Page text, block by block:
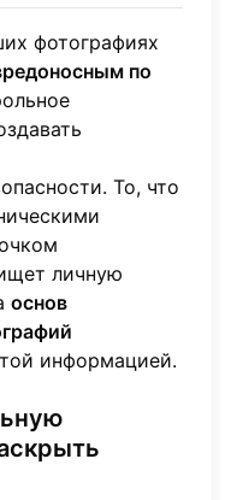
фотографиях
по
То, что
личную
основ
информацией.